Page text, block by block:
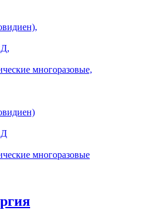
многоразовые,
многоразовые